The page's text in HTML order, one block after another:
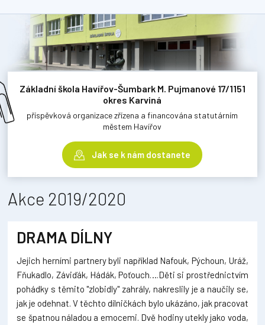
Základní škola Havířov-Šumbark M. Pujmanové 17/1151
okres Karviná
příspěvková organizace zřízena a financována statutárním
městem Havířov
Jak se k nám dostanete
Akce 2019/2020
DRAMA DÍLNY
Jejich herními partnery byli například Nafouk, Pýchoun, Uráž,
Fňukadlo, Záviďák, Hádák, Poťouch….Děti si prostřednictvím
pohádky s těmito "zlobidly" zahrály, nakreslily je a naučily se,
jak je odehnat. V těchto dílničkách bylo ukázáno, jak pracovat
se špatnou náladou a emocemi. Dvě hodiny utekly jako voda,